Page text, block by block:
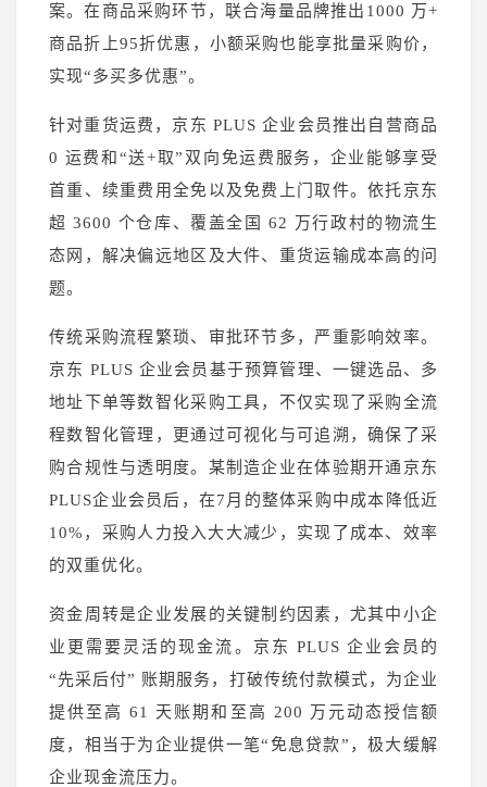
案。在商品采购环节，联合海量品牌推出1000 万+
商品折上95折优惠，小额采购也能享批量采购价，
实现“多买多优惠”。
针对重货运费，京东 PLUS 企业会员推出自营商品
0 运费和“送+取”双向免运费服务，企业能够享受
首重、续重费用全免以及免费上门取件。依托京东
超 3600 个仓库、覆盖全国 62 万行政村的物流生
态网，解决偏远地区及大件、重货运输成本高的问
题。
传统采购流程繁琐、审批环节多，严重影响效率。
京东 PLUS 企业会员基于预算管理、一键选品、多
地址下单等数智化采购工具，不仅实现了采购全流
程数智化管理，更通过可视化与可追溯，确保了采
购合规性与透明度。某制造企业在体验期开通京东
PLUS企业会员后，在7月的整体采购中成本降低近
10%，采购人力投入大大减少，实现了成本、效率
的双重优化。
资金周转是企业发展的关键制约因素，尤其中小企
业更需要灵活的现金流。京东 PLUS 企业会员的
“先采后付” 账期服务，打破传统付款模式，为企业
提供至高 61 天账期和至高 200 万元动态授信额
度，相当于为企业提供一笔“免息贷款”，极大缓解
企业现金流压力。